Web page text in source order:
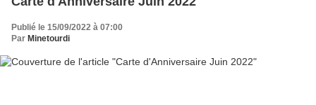
Publié le 15/09/2022 à 07:00
Par Minetourdi